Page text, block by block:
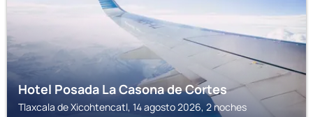
Hotel Posada La Casona de Cortes
Tlaxcala de Xicohtencatl, 14 agosto 2026, 2 noches